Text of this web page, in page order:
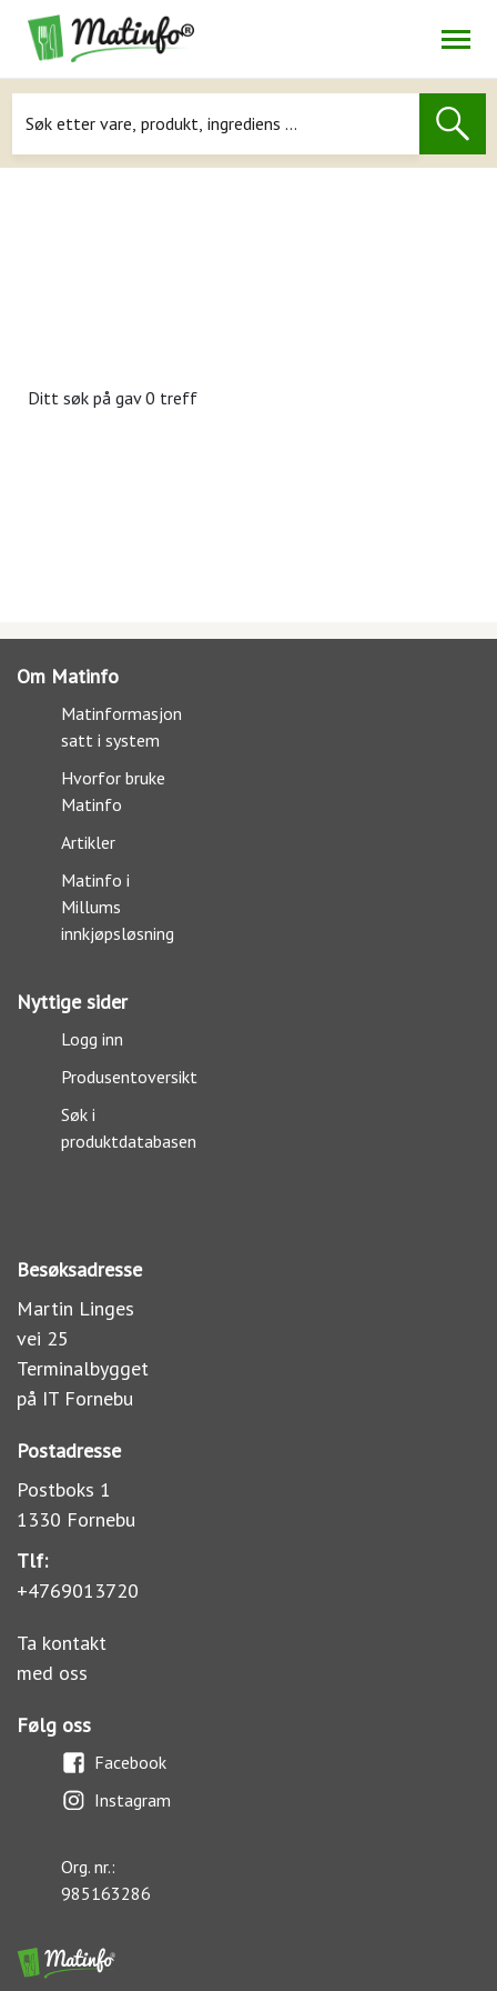
Navigasjon
Ditt søk på gav 0 treff
Om Matinfo
Matinformasjon
satt i system
Hvorfor bruke
Matinfo
Artikler
Matinfo i
Millums
innkjøpsløsning
Nyttige sider
Logg inn
Produsentoversikt
Søk i
produktdatabasen
Besøksadresse
Martin Linges
vei 25
Terminalbygget
på IT Fornebu
Postadresse
Postboks 1
1330 Fornebu
Tlf:
+4769013720
Ta kontakt
med oss
Følg oss
Facebook
Instagram
Org. nr.:
985163286